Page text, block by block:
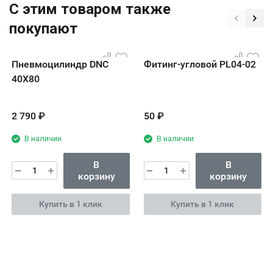
C этим товаром также
покупают
Пневмоцилиндр DNC
40X80
2 790 ₽
В наличии
В
корзину
Купить в 1 клик
Фитинг-угловой PL04-02
50 ₽
В наличии
В
корзину
Купить в 1 клик